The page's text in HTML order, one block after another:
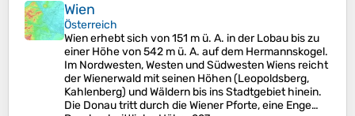
Wien
Österreich
Wien erhebt sich von 151 m ü. A. in der Lobau bis zu
einer Höhe von 542 m ü. A. auf dem Hermannskogel.
Im Nordwesten, Westen und Südwesten Wiens reicht
der Wienerwald mit seinen Höhen (Leopoldsberg,
Kahlenberg) und Wäldern bis ins Stadtgebiet hinein.
Die Donau tritt durch die Wiener Pforte, eine Enge…